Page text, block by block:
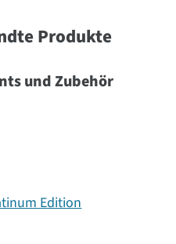
Produkte
und Zubehör
Edition